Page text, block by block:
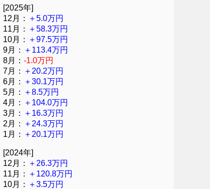
[2025年]
12月： ＋5.0万円
11月： ＋58.3万円
10月： ＋97.5万円
9月： ＋113.4万円
8月： -1.0万円
7月： ＋20.2万円
6月： ＋30.1万円
5月： ＋8.5万円
4月： ＋104.0万円
3月： ＋16.3万円
2月： ＋24.3万円
1月： ＋20.1万円
[2024年]
12月： ＋26.3万円
11月： ＋120.8万円
10月： ＋3.5万円